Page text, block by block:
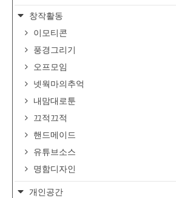
창작활동
이모티콘
풍경그리기
오프모임
넷웍마의추억
내맘대로툰
끄적끄적
핸드메이드
유튜브소스
명함디자인
개인공간